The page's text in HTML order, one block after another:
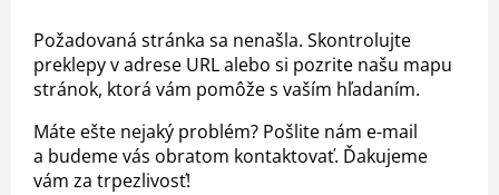
Požadovaná stránka sa nenašla. Skontrolujte
preklepy v adrese URL alebo si pozrite našu mapu
stránok, ktorá vám pomôže s vaším hľadaním.
Máte ešte nejaký problém? Pošlite nám e-mail
a budeme vás obratom kontaktovať. Ďakujeme
vám za trpezlivosť!